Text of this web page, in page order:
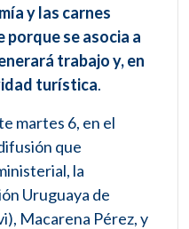
y las carnes
se asocia a
trabajo y, en
turística.
martes 6, en el
que
la
Uruguaya de
Macarena Pérez, y